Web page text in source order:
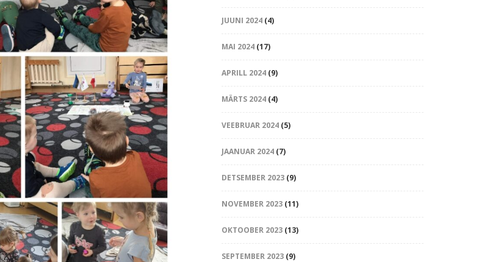
JUUNI 2024(4)
MAI 2024(17)
APRILL 2024(9)
MÄRTS 2024(4)
VEEBRUAR 2024(5)
JAANUAR 2024(7)
DETSEMBER 2023(9)
NOVEMBER 2023(11)
OKTOOBER 2023(13)
SEPTEMBER 2023(9)